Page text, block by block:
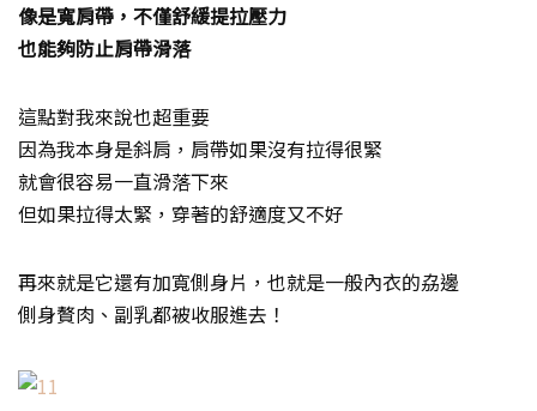
像是寬肩帶，不僅舒緩提拉壓力
也能夠防止肩帶滑落
這點對我來說也超重要
因為我本身是斜肩，肩帶如果沒有拉得很緊
就會很容易一直滑落下來
但如果拉得太緊，穿著的舒適度又不好
再來就是它還有加寬側身片，也就是一般內衣的劦邊
側身贅肉、副乳都被收服進去！